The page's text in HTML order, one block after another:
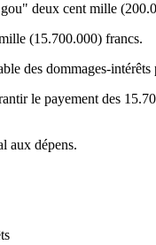
deux cent mille
(15.700.000) francs.
des dommages-
le payement des
aux dépens.